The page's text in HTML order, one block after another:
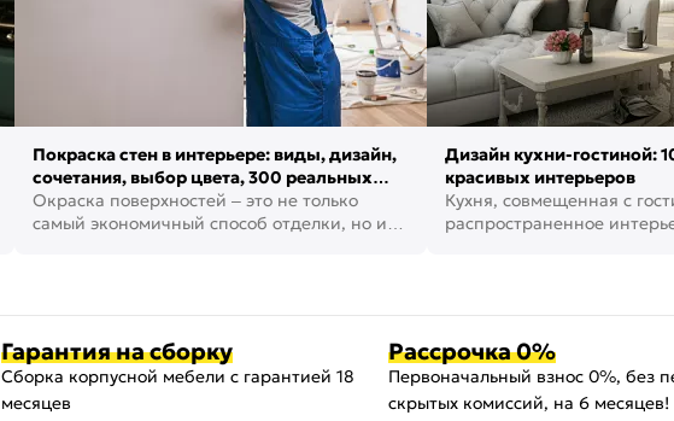
Покраска стен в интерьере: виды, дизайн,
сочетания, выбор цвета, 300 реальных
фото
Окраска поверхностей – это не только
самый экономичный способ отделки, но и
Дизайн кухни-гостиной:
красивых интерьеров
Кухня, совмещенная с
распространенное
Гарантия на сборку
Сборка корпусной мебели с гарантией 18
месяцев
Рассрочка 0%
Первоначальный взнос 0%, без
скрытых комиссий, на 6 месяцев!